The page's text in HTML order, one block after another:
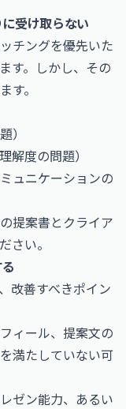
受け取らない
チングを優先いた
す。しかし、その
す。
）
解度の問題）
ュニケーションの
提案書とクライア
さい。
改善すべきポイン
ィール、提案文の
満たしていない可
ゼン能力、あるい